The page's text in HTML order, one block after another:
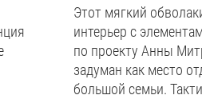
Этот мягкий
интерьер с
по проекту Анны
задуман как место
большой семьи.